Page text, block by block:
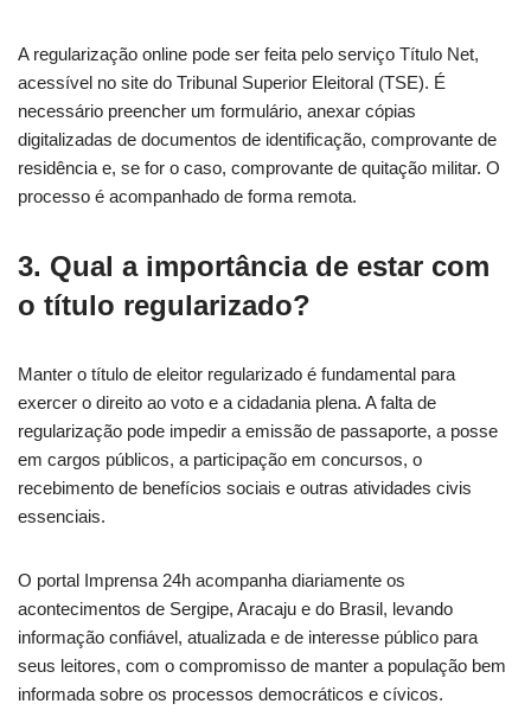
A regularização online pode ser feita pelo serviço Título Net,
acessível no site do Tribunal Superior Eleitoral (TSE). É
necessário preencher um formulário, anexar cópias
digitalizadas de documentos de identificação, comprovante de
residência e, se for o caso, comprovante de quitação militar. O
processo é acompanhado de forma remota.
3. Qual a importância de estar com
o título regularizado?
Manter o título de eleitor regularizado é fundamental para
exercer o direito ao voto e a cidadania plena. A falta de
regularização pode impedir a emissão de passaporte, a posse
em cargos públicos, a participação em concursos, o
recebimento de benefícios sociais e outras atividades civis
essenciais.
O portal Imprensa 24h acompanha diariamente os
acontecimentos de Sergipe, Aracaju e do Brasil, levando
informação confiável, atualizada e de interesse público para
seus leitores, com o compromisso de manter a população bem
informada sobre os processos democráticos e cívicos.